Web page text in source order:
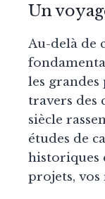
Un
Au-delà de
les grandes
travers des
siècle
études de
historiques
projets, vos